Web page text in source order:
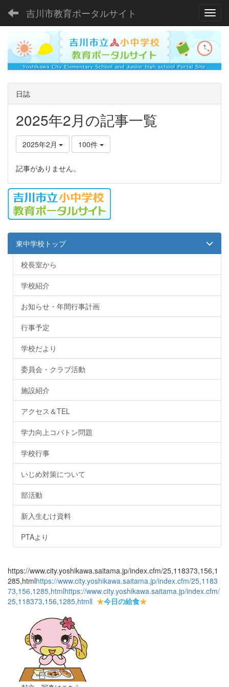
吉川市教育ポータルサイト
日誌
2025年2月の記事一覧
2025年2月 100件
記事がありません。
東中学校トップ
校長室から
学校紹介
お知らせ・年間行事計画
行事予定
学校だより
委員会・クラブ活動
施設紹介
アクセス＆TEL
学力向上コバトン問題
学校行事
いじめ対策について
部活動
新入生むけ資料
PTAより
https://www.city.yoshikawa.saitama.jp/index.cfm/25,118373,156,1
285,htmlhttps://www.city.yoshikawa.saitama.jp/index.cfm/25,1183
73,156,1285,htmlhttps://www.city.yoshikawa.saitama.jp/index.cfm/
25,118373,156,1285,htmll ★今日の給食★